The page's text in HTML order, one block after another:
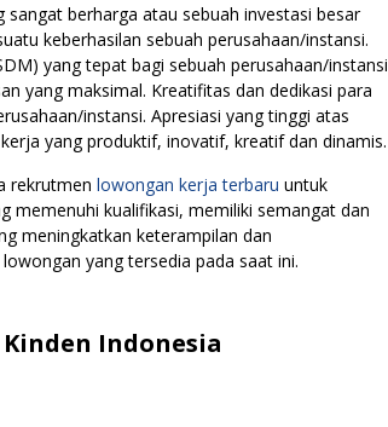
berharga atau sebuah investasi besar
keberhasilan sebuah perusahaan/instansi.
yang tepat bagi sebuah perusahaan/instansi
yang maksimal. Kreatifitas dan dedikasi para
instansi. Apresiasi yang tinggi atas
yang produktif, inovatif, kreatif dan dinamis.
rekrutmen lowongan kerja terbaru untuk
memenuhi kualifikasi, memiliki semangat dan
meningkatkan keterampilan dan
yang tersedia pada saat ini.
Indonesia